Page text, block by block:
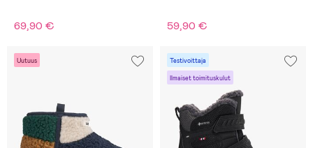
69,90 € 59,90 €
Uutuus Testivoittaja
Ilmaiset toimituskulut